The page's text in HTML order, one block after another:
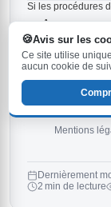
Avis sur les
Ce site utilise
aucun cookie de
Si les procédures
Assurez-
votre station
et peut être
Vérifiez les
Si aucun des
ticketoucontactez
Mentions
Dernièrement
2 min de lecture